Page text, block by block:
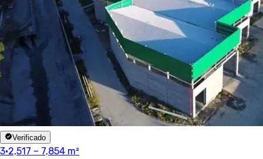
Verificado
3·2,517 – 7,854 m²